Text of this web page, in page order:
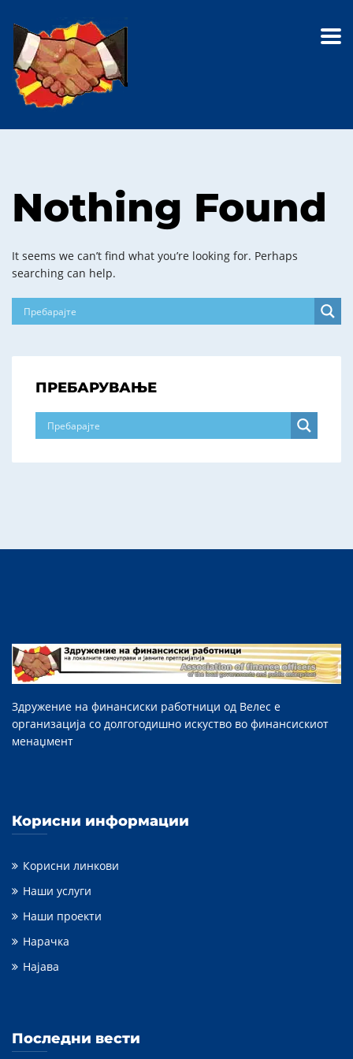
Nothing Found
It seems we can’t find what you’re looking for. Perhaps
searching can help.
ПРЕБАРУВАЊЕ
Здружение на финансиски работници од Велес е
организација со долгогодишно искуство во финансискиот
менаџмент
Корисни информации
Корисни линкови
Наши услуги
Наши проекти
Нарачка
Најава
Последни вести